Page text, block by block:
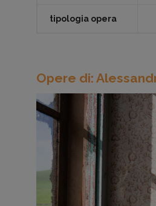
tipologia opera
Opere di: